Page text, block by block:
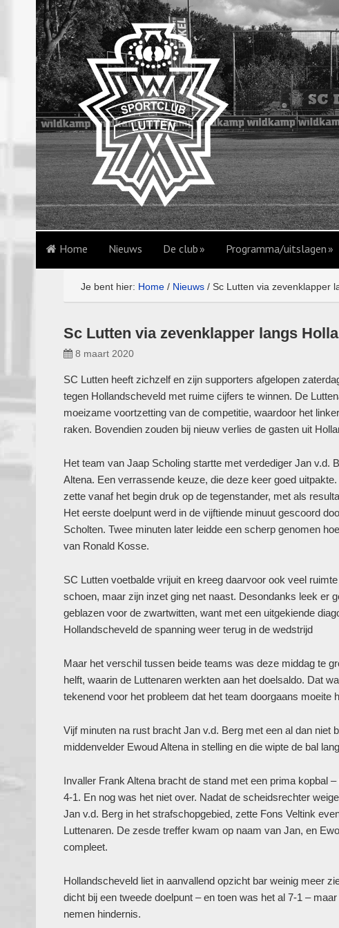
Home Nieuws De club Programma/uitslagen
Je bent hier: Home / Nieuws / Sc Lutten via zevenklapper
Sc Lutten via zevenklapper langs
8 maart 2020
SC Lutten heeft zichzelf en zijn supporters afgelopen
tegen Hollandscheveld met ruime cijfers te winnen. De
moeizame voortzetting van de competitie, waardoor het
raken. Bovendien zouden bij nieuw verlies de gasten uit
Het team van Jaap Scholing startte met verdediger Jan v.d.
Altena. Een verrassende keuze, die deze keer goed
zette vanaf het begin druk op de tegenstander, met als
Het eerste doelpunt werd in de vijftiende minuut gescoord
Scholten. Twee minuten later leidde een scherp genomen
van Ronald Kosse.
SC Lutten voetbalde vrijuit en kreeg daarvoor ook veel
schoen, maar zijn inzet ging net naast. Desondanks leek er
geblazen voor de zwartwitten, want met een uitgekiende
Hollandscheveld de spanning weer terug in de wedstrijd
Maar het verschil tussen beide teams was deze middag te
helft, waarin de Luttenaren werkten aan het doelsaldo. Dat
tekenend voor het probleem dat het team doorgaans moeite
Vijf minuten na rust bracht Jan v.d. Berg met een al dan
middenvelder Ewoud Altena in stelling en die wipte de bal
Invaller Frank Altena bracht de stand met een prima kopbal
4-1. En nog was het niet over. Nadat de scheidsrechter
Jan v.d. Berg in het strafschopgebied, zette Fons Veltink
Luttenaren. De zesde treffer kwam op naam van Jan, en
compleet.
Hollandscheveld liet in aanvallend opzicht bar weinig meer
dicht bij een tweede doelpunt – en toen was het al 7-1 –
nemen hindernis.